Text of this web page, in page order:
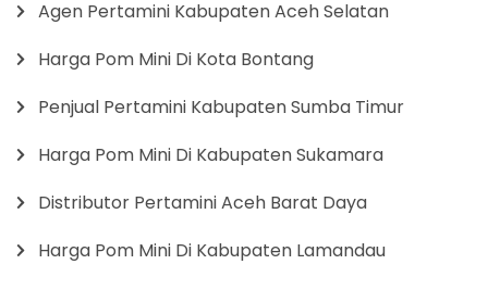
Agen Pertamini Kabupaten Aceh Selatan
Harga Pom Mini Di Kota Bontang
Penjual Pertamini Kabupaten Sumba Timur
Harga Pom Mini Di Kabupaten Sukamara
Distributor Pertamini Aceh Barat Daya
Harga Pom Mini Di Kabupaten Lamandau